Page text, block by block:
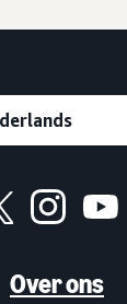
Over ons